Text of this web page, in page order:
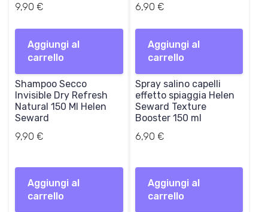
9,90 €
Aggiungi al
carrello
Shampoo Secco
Invisible Dry Refresh
Natural 150 Ml Helen
Seward
9,90 €
Aggiungi al
carrello
6,90 €
Aggiungi al
carrello
Spray salino capelli
effetto spiaggia Helen
Seward Texture
Booster 150 ml
6,90 €
Aggiungi al
carrello